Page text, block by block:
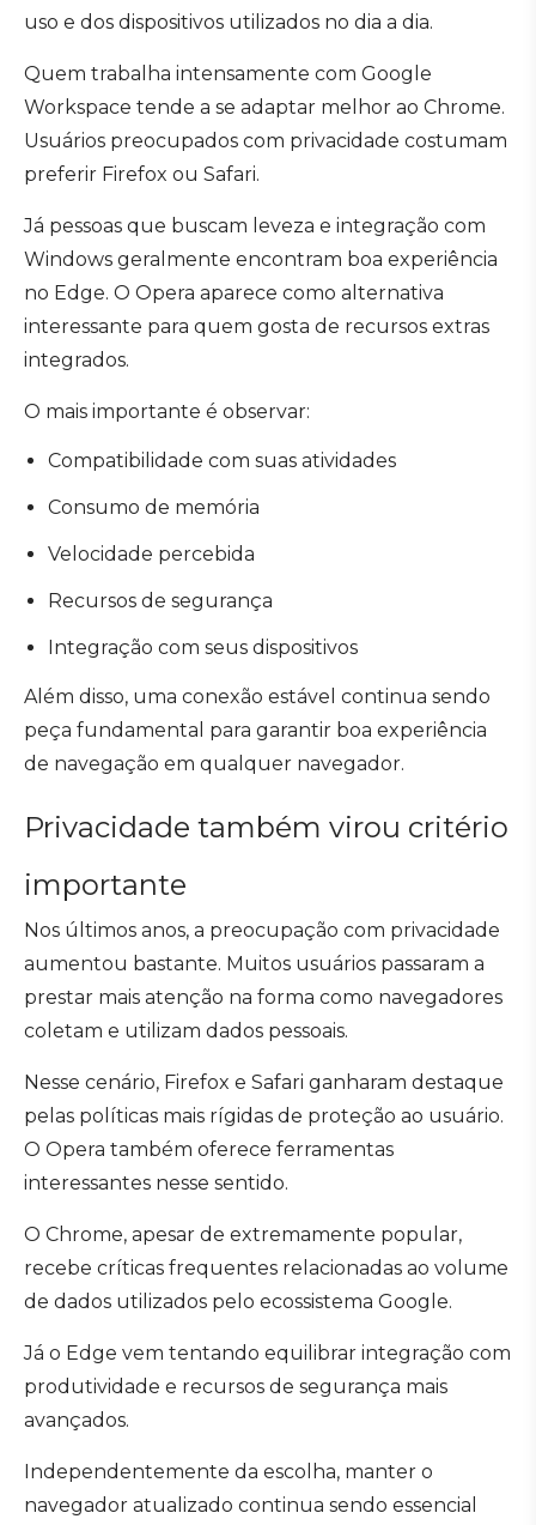
uso e dos dispositivos utilizados no dia a dia.
Quem trabalha intensamente com Google
Workspace tende a se adaptar melhor ao Chrome.
Usuários preocupados com privacidade costumam
preferir Firefox ou Safari.
Já pessoas que buscam leveza e integração com
Windows geralmente encontram boa experiência
no Edge. O Opera aparece como alternativa
interessante para quem gosta de recursos extras
integrados.
O mais importante é observar:
Compatibilidade com suas atividades
Consumo de memória
Velocidade percebida
Recursos de segurança
Integração com seus dispositivos
Além disso, uma conexão estável continua sendo
peça fundamental para garantir boa experiência
de navegação em qualquer navegador.
Privacidade também virou critério
importante
Nos últimos anos, a preocupação com privacidade
aumentou bastante. Muitos usuários passaram a
prestar mais atenção na forma como navegadores
coletam e utilizam dados pessoais.
Nesse cenário, Firefox e Safari ganharam destaque
pelas políticas mais rígidas de proteção ao usuário.
O Opera também oferece ferramentas
interessantes nesse sentido.
O Chrome, apesar de extremamente popular,
recebe críticas frequentes relacionadas ao volume
de dados utilizados pelo ecossistema Google.
Já o Edge vem tentando equilibrar integração com
produtividade e recursos de segurança mais
avançados.
Independentemente da escolha, manter o
navegador atualizado continua sendo essencial